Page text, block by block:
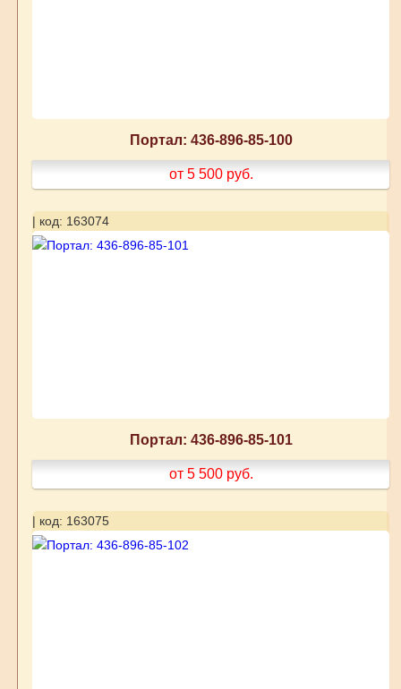
Портал: 436-896-85-100
от 5 500 руб.
| код: 163074
Портал: 436-896-85-101
от 5 500 руб.
| код: 163075